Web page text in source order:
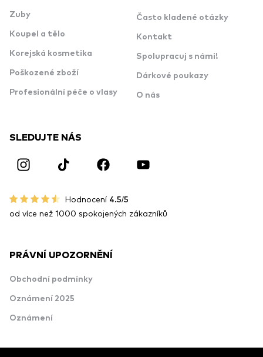
Zuby
Koupel a tělo
Korejská kosmetika
Poškozené zboží
Profesionální péče o vlasy
Často kladené otázky
Kontakt
Spolupracuj s námi!
Dárkové poukazy
O nás
SLEDUJTE NÁS
Hodnocení 4.5/5
od více než 1000 spokojených zákazníků
PRÁVNÍ UPOZORNĚNÍ
Obchodní podmínky
Oznámení 2025
Oznámení